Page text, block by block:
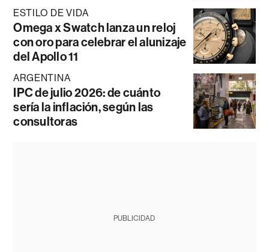
ESTILO DE VIDA
Omega x Swatch lanza un reloj
con oro para celebrar el alunizaje
del Apollo 11
ARGENTINA
IPC de julio 2026: de cuánto
sería la inflación, según las
consultoras
PUBLICIDAD